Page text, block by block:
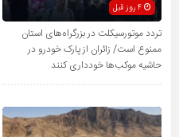
4 روز قبل
تردد موتورسیکلت در بزرگراه‌های استان
ممنوع است/ زائران از پارک خودرو در
حاشیه موکب‌ها خودداری کنند